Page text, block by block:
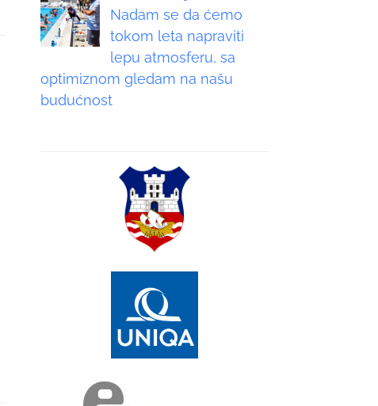
Nadam se da ćemo
tokom leta napraviti
lepu atmosferu, sa
optimiznom gledam na našu
budućnost